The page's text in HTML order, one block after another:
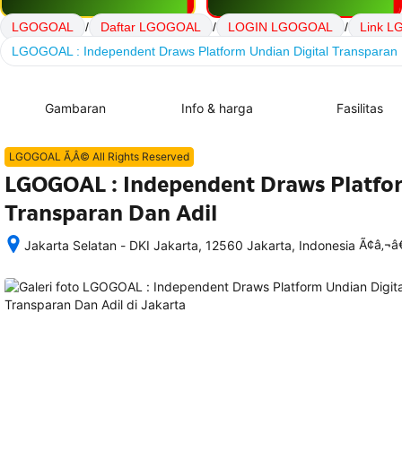
LGOGOAL / Daftar LGOGOAL / LOGIN LGOGOAL /
Link
LGOGOAL : Independent Draws Platform Undian Digital Transparan
Gambaran Info & harga Fasilitas
LGOGOAL Ã‚Â© All Rights Reserved
LGOGOAL : Independent Draws
Transparan Dan Adil
Jakarta Selatan - DKI Jakarta, 12560 Jakarta, Indonesia
memesan,
rincian